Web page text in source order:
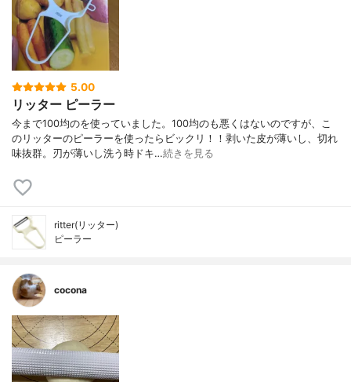
5.00
リッター ピーラー
今まで100均のを使っていました。100均のも悪くはないのですが、こ
のリッターのピーラーを使ったらビックリ！！剥いた皮が薄いし、切れ
味抜群。刃が薄いし洗う時ドキ…続きを見る
ritter(リッター)
ピーラー
cocona